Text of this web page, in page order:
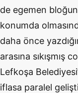
de egemen
konumda
daha önce
arasına sıkışmış
Lefkoşa
iflasa paralel